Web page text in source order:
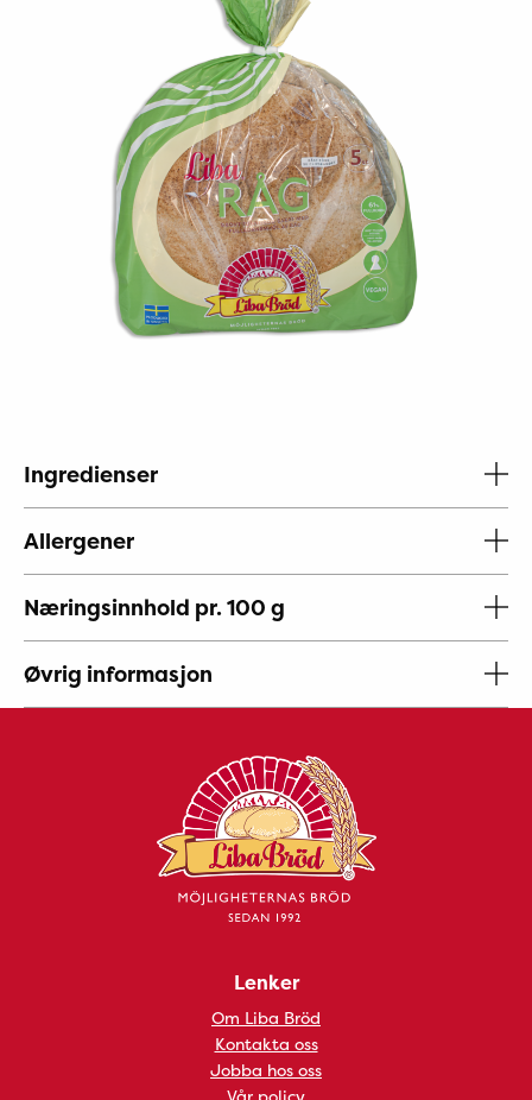
Ingredienser
Allergener
Næringsinnhold pr. 100 g
Øvrig informasjon
Lenker
Om Liba Bröd
Kontakta oss
Jobba hos oss